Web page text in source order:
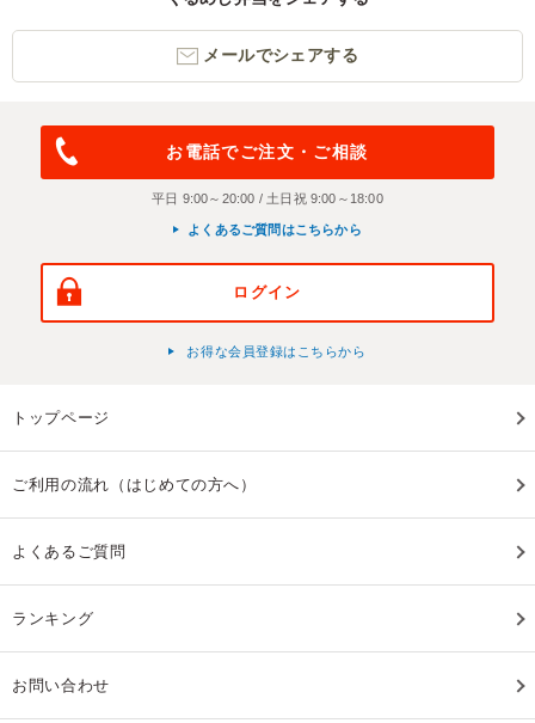
メールでシェアする
お電話でご注文・ご相談
平日 9:00～20:00 / 土日祝 9:00～18:00
よくあるご質問はこちらから
ログイン
お得な会員登録はこちらから
トップページ
ご利用の流れ（はじめての方へ）
よくあるご質問
ランキング
お問い合わせ